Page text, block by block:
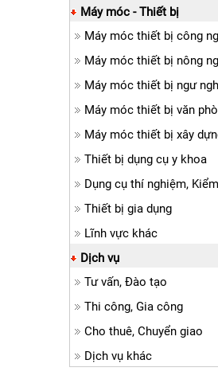
Máy móc - Thiết bị
Máy móc thiết bị công
Máy móc thiết bị nông
Máy móc thiết bị ngư
Máy móc thiết bị văn
Máy móc thiết bị xây
Thiết bị dụng cụ y khoa
Dụng cụ thí nghiệm,
Thiết bị gia dụng
Lĩnh vực khác
Dịch vụ
Tư vấn, Đào tạo
Thi công, Gia công
Cho thuê, Chuyển giao
Dịch vụ khác